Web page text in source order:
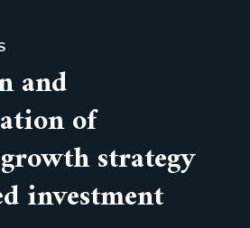
and
of
strategy
investment